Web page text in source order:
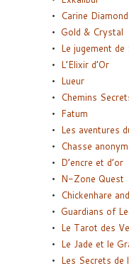
Carine Diamond
Gold & Crystal
Le jugement de
L’Elixir d’Or
Lueur
Chemins
Fatum
Les aventures
Chasse
D’encre et d’or
N-Zone Quest
Chickenhare
Guardians of
Le Tarot des
Le Jade et le
Les Secrets de